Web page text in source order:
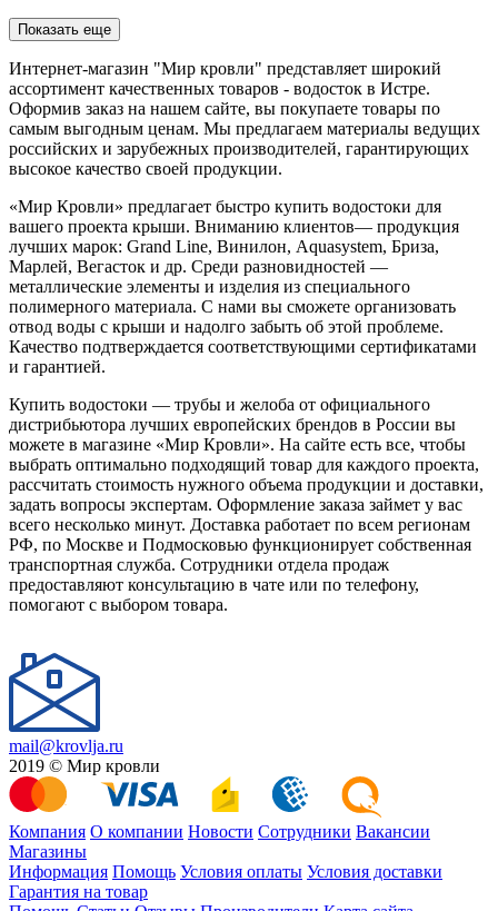
Показать еще
Интернет-магазин "Мир кровли" представляет широкий
ассортимент качественных товаров - водосток в Истре.
Оформив заказ на нашем сайте, вы покупаете товары по
самым выгодным ценам. Мы предлагаем материалы ведущих
российских и зарубежных производителей, гарантирующих
высокое качество своей продукции.
«Мир Кровли» предлагает быстро купить водостоки для
вашего проекта крыши. Вниманию клиентов— продукция
лучших марок: Grand Line, Винилон, Aquasystem, Бриза,
Марлей, Вегасток и др. Среди разновидностей —
металлические элементы и изделия из специального
полимерного материала. С нами вы сможете организовать
отвод воды с крыши и надолго забыть об этой проблеме.
Качество подтверждается соответствующими сертификатами
и гарантией.
Купить водостоки — трубы и желоба от официального
дистрибьютора лучших европейских брендов в России вы
можете в магазине «Мир Кровли». На сайте есть все, чтобы
выбрать оптимально подходящий товар для каждого проекта,
рассчитать стоимость нужного объема продукции и доставки,
задать вопросы экспертам. Оформление заказа займет у вас
всего несколько минут. Доставка работает по всем регионам
РФ, по Москве и Подмосковью функционирует собственная
транспортная служба. Сотрудники отдела продаж
предоставляют консультацию в чате или по телефону,
помогают с выбором товара.
mail@krovlja.ru
2019 © Мир кровли
Компания О компании Новости Сотрудники Вакансии
Магазины
Информация Помощь Условия оплаты Условия доставки
Гарантия на товар